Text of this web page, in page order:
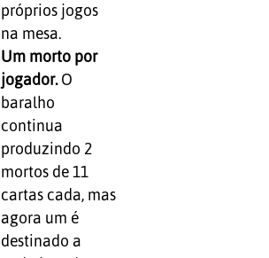
próprios jogos
na mesa.
Um morto por
jogador.O
baralho
continua
produzindo 2
mortos de 11
cartas cada, mas
agora um é
destinado a